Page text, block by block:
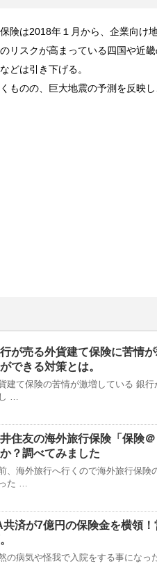
険は2018年１月から、企業向け
リスクが高まっている四国や近
どは引き下げる。
ものの、巨大地震の予測を反映
が売る外貨建て保険に苦情
できる対策とは。
建て保険の苦情が激増している 銀
…
住友の海外旅行保険「保険
？調べてみました
、海外旅行へ行くので海外旅行保
た …
済が7億円の保険金を横領
の病気や怪我で入院をする事にな